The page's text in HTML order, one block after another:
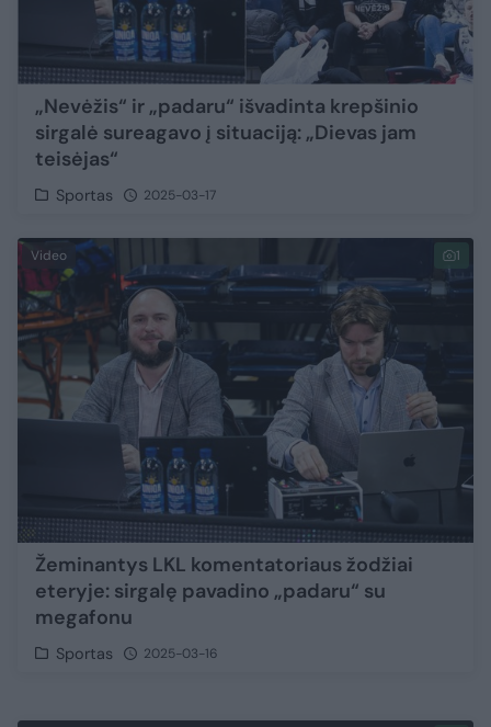
„Nevėžis“ ir „padaru“ išvadinta krepšinio
sirgalė sureagavo į situaciją: „Dievas jam
teisėjas“
Sportas 2025-03-17
Video 1
Žeminantys LKL komentatoriaus žodžiai
eteryje: sirgalę pavadino „padaru“ su
megafonu
Sportas 2025-03-16